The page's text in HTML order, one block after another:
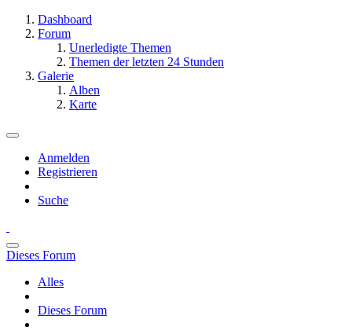
Dashboard
Forum
Unerledigte Themen
Themen der letzten 24 Stunden
Galerie
Alben
Karte
Anmelden
Registrieren
Suche
Dieses Forum
Alles
Dieses Forum